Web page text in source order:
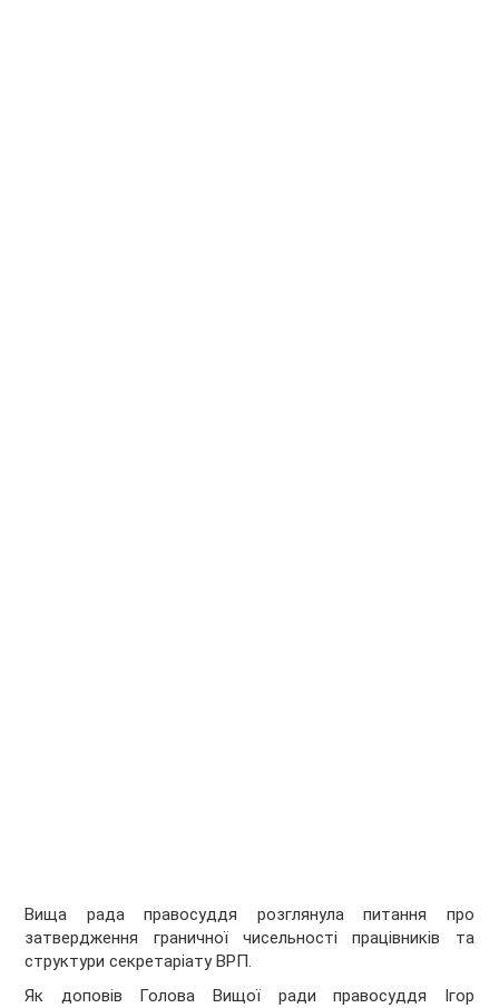
Вища рада правосуддя розглянула питання про
затвердження граничної чисельності працівників та
структури секретаріату ВРП.
Як доповів Голова Вищої ради правосуддя Ігор